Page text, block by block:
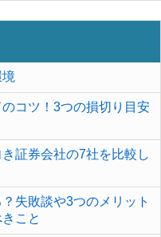
コツ！3つの損切り目安
証券会社の7社を比較し
失敗談や3つのメリット
こと